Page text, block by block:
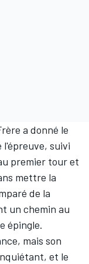
a donné le
suivi
premier tour et
mettre la
de la
un chemin au
épingle.
mais son
et le